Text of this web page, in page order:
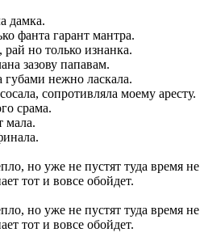
дамка.
фанта гарант мантра.
рай но только изнанка.
зазову папавам.
губами нежно ласкала.
сосала, сопротивляла моему аресту.
срама.
мала.
но уже не пустят туда время не
тот и вовсе обойдет.
но уже не пустят туда время не
тот и вовсе обойдет.